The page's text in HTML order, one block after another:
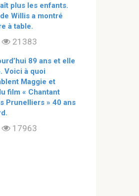
plus les enfants.
Willis a montré
à table.
21383
89 ans et elle
Voici à quoi
Maggie et
film « Chantant
Prunelliers » 40 ans
17963